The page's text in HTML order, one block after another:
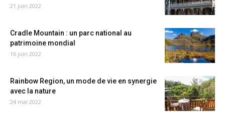
21 juin 2022
Cradle Mountain : un parc national au
patrimoine mondial
16 juin 2022
Rainbow Region, un mode de vie en synergie
avec la nature
24 mai 2022